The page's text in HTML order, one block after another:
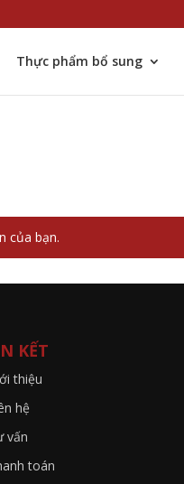
Thực phẩm bổ sung
của bạn.
KẾT
thiệu
hệ
vấn
toán